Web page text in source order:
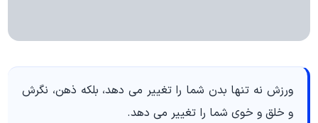
ورزش نه تنها بدن شما را تغییر می دهد، بلکه ذهن، نگرش
و خلق و خوی شما را تغییر می دهد.